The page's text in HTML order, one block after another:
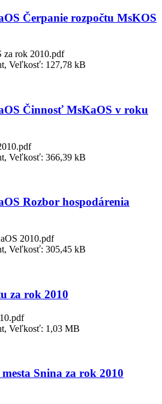
Čerpanie rozpočtu MsKOS
za rok 2010.pdf
Veľkosť: 127,78 kB
Činnosť MsKaOS v roku
Veľkosť: 366,39 kB
Rozbor hospodárenia
2010.pdf
Veľkosť: 305,45 kB
za rok 2010
Veľkosť: 1,03 MB
Snina za rok 2010